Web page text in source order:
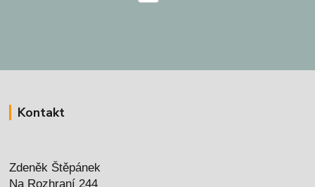
Kontakt
Zdeněk Štěpánek
Na Rozhraní 244